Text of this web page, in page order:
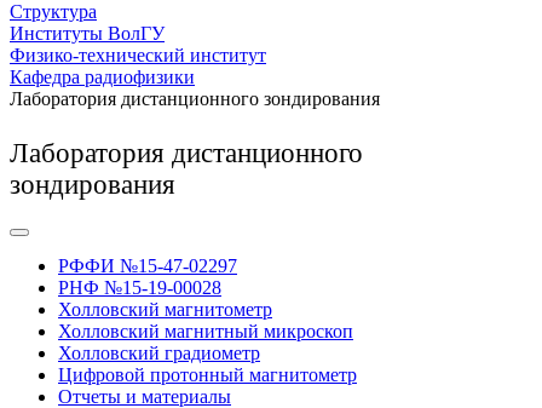
Структура
Институты ВолГУ
Физико-технический институт
Кафедра радиофизики
Лаборатория дистанционного зондирования
Лаборатория дистанционного
зондирования
РФФИ №15-47-02297
РНФ №15-19-00028
Холловский магнитометр
Холловский магнитный микроскоп
Холловский градиометр
Цифровой протонный магнитометр
Отчеты и материалы